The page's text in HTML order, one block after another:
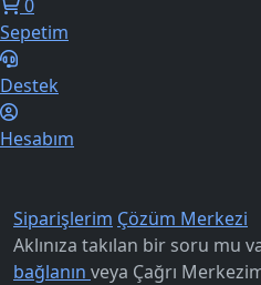
0
Sepetim
Destek
Hesabım
Siparişlerim Çözüm Merkezi
Aklınıza takılan bir soru mu
bağlanın veya Çağrı